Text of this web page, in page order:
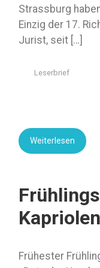
Strassburg
Einzig der 17.
Jurist, seit […]
Leserbrief
Weiterlesen
Kapriolen
Frühester